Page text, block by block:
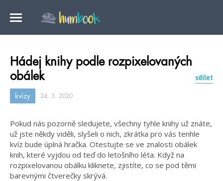
Hádej knihy podle rozpixelovaných
obálek
sdílet
kvízy 24. 3. 2020
Pokud nás pozorně sledujete, všechny tyhle knihy už znáte,
už jste někdy viděli, slyšeli o nich, zkrátka pro vás tenhle
kvíz bude úplná hračka. Otestujte se ve znalosti obálek
knih, které vyjdou od teď do letošního léta. Když na
rozpixelovanou obálku kliknete, zjistíte, co se pod těmi
barevnými čtverečky skrývá.